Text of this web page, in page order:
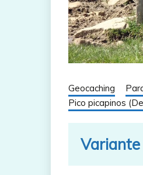
Geocaching
Pico picapinos